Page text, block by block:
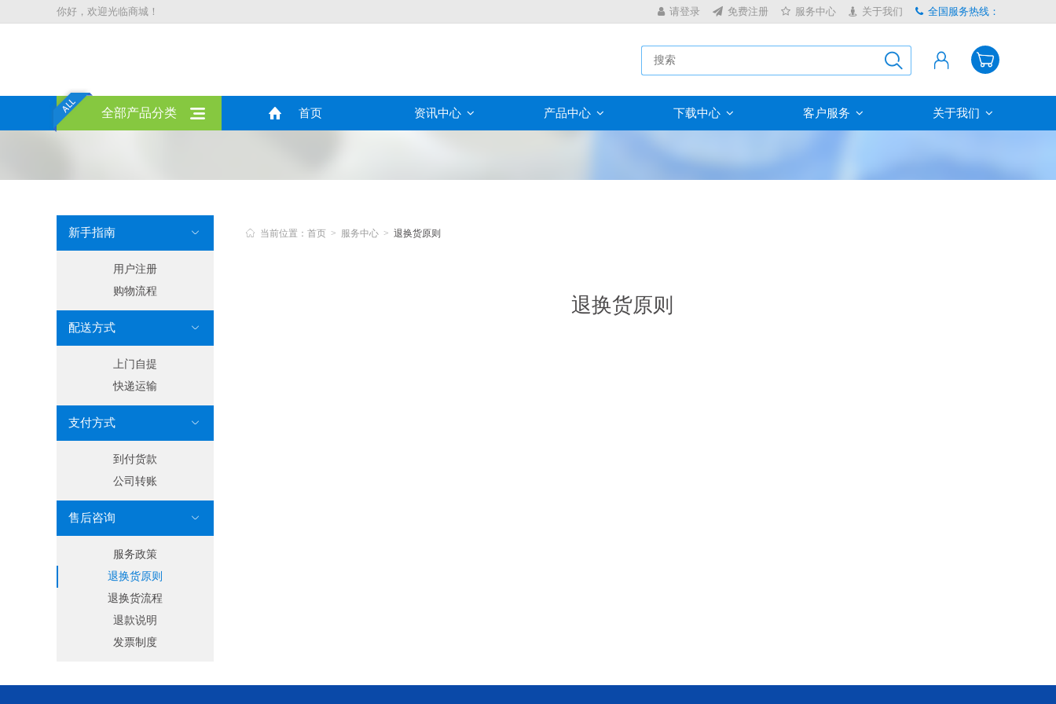
你好，欢迎光临商城！ 请登录 免费注册 服务中心 关于我们 全国服务热线：
全部产品分类 首页 资讯中心 产品中心 下载中心 客户服务 关于我们

新手指南
用户注册
购物流程

配送方式
上门自提
快递运输

支付方式
到付货款
公司转账

售后咨询
服务政策
退换货原则
退换货流程
退款说明
发票制度
 当前位置：首页 > 服务中心 > 退换货原则
退换货原则